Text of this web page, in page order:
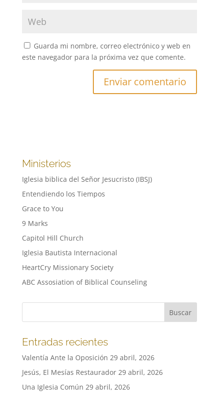
Guarda mi nombre, correo electrónico y web en
este navegador para la próxima vez que comente.
Ministerios
Iglesia biblica del Señor Jesucristo (IBSJ)
Entendiendo los Tiempos
Grace to You
9 Marks
Capitol Hill Church
Iglesia Bautista Internacional
HeartCry Missionary Society
ABC Assosiation of Biblical Counseling
Entradas recientes
Valentía Ante la Oposición 29 abril, 2026
Jesús, El Mesías Restaurador 29 abril, 2026
Una Iglesia Común 29 abril, 2026